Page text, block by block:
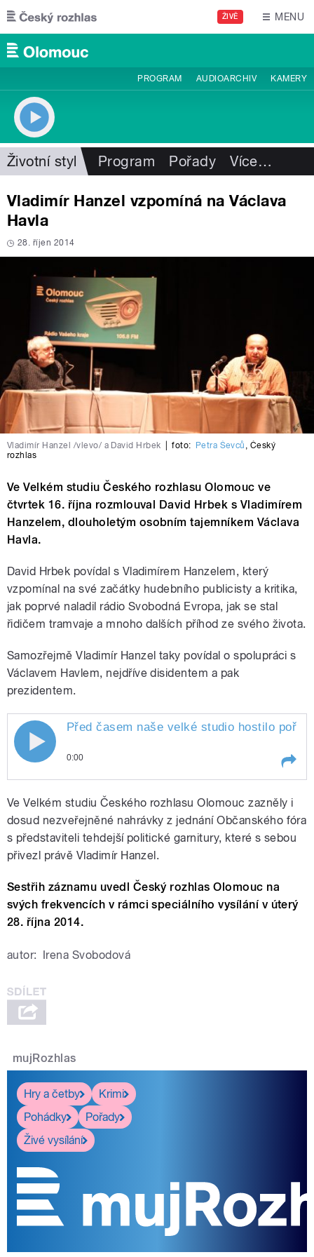
Přejít k hlavnímu obsahu
ŽIVĚ MENU
PROGRAM AUDIOARCHIV KAMERY
Životní styl Program Pořady Více…
Vladimír Hanzel vzpomíná na Václava
Havla
28. říjen 2014
Vladimír Hanzel /vlevo/ a David Hrbek foto: Petra Ševců , Český
rozhlas
Ve Velkém studiu Českého rozhlasu Olomouc ve
čtvrtek 16. října rozmlouval David Hrbek s Vladimírem
Hanzelem, dlouholetým osobním tajemníkem Václava
Havla.
David Hrbek povídal s Vladimírem Hanzelem, který
vzpomínal na své začátky hudebního publicisty a kritika,
jak poprvé naladil rádio Svobodná Evropa, jak se stal
řidičem tramvaje a mnoho dalších příhod ze svého života.
Samozřejmě Vladimír Hanzel taky povídal o spolupráci s
Václavem Havlem, nejdříve disidentem a pak
prezidentem.
Před časem naše velké studio hostilo
pořad, ve kterém David Hrbek zpovídal
dlouholetého osobního tajemníka
Václava Havla Vladimíra Hanzela. První
část záznamu vzpomínek na prvního
polistopadového prezidenta pro vás
připravil Jirka Matějů.
pause
Před časem naše velké studio hostilo
0:00
hostilo pořad, ve kterém David
Hrbek zpovídal dlouholetého
osobního tajemníka Václava Havla
Vladimíra Hanzela. První část
záznamu vzpomínek na prvního
připravil
Matějů.
Ve Velkém studiu Českého rozhlasu Olomouc zazněly i
dosud nezveřejněné nahrávky z jednání Občanského fóra
s představiteli tehdejší politické garnitury, které s sebou
přivezl právě Vladimír Hanzel.
Sestřih záznamu uvedl Český rozhlas Olomouc na
svých frekvencích v rámci speciálního vysílání v úterý
28. října 2014.
autor: Irena Svobodová
mujRozhlas
Hry a četby
Krimi
Pohádky
Pořady
Živé vysílání